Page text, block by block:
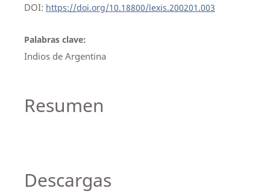
DOI: https://doi.org/10.18800/lexis.200201.003
Palabras clave:
Indios de Argentina
Resumen
Descargas